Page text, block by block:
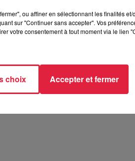
ou affiner en sélectionnant les finalités
sur "Continuer sans accepter". Vos
votre consentement à tout moment via le lien
choix Accepter et fermer